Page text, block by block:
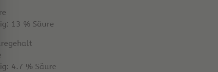
13 % Säure
4.7 % Säure